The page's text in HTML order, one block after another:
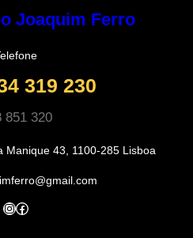
Joaquim Ferro
319 230
851 320
Manique 43, 1100-285 Lisboa
InstagramFacebook